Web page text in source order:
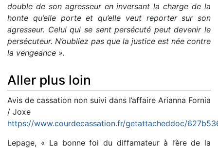
double de son agresseur en inversant la charge de la
honte qu’elle porte et qu’elle veut reporter sur son
agresseur. Celui qui se sent persécuté peut devenir le
persécuteur. N’oubliez pas que la justice est née contre
la vengeance ».
Aller plus loin
Avis de cassation non suivi dans l’affaire Arianna Fornia
/ Joxe
https://www.courdecassation.fr/getattacheddoc/
Lepage, « La bonne foi du diffamateur à l’ère de la